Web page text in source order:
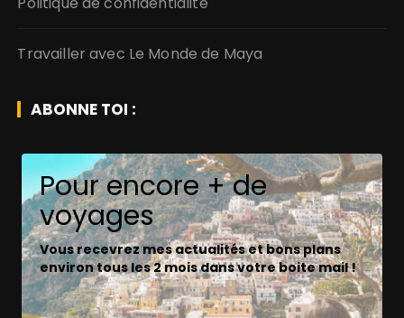
Travailler avec Le Monde de Maya
ABONNE TOI :
Pour encore + de
voyages
Vous recevrez mes actualités et bons plans
environ tous les 2 mois dans votre boite mail !